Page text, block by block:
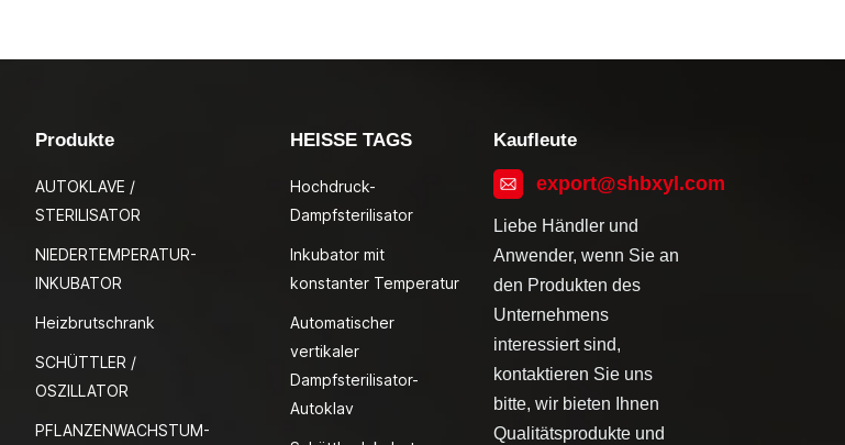
Produkte
AUTOKLAVE /
STERILISATOR
NIEDERTEMPERATUR-
INKUBATOR
Heizbrutschrank
SCHÜTTLER /
OSZILLATOR
PFLANZENWACHSTUM-
HEISSE TAGS
Hochdruck-
Dampfsterilisator
Inkubator mit
konstanter Temperatur
Automatischer
vertikaler
Dampfsterilisator-
Autoklav
Kaufleute
export@shbxyl.com
Liebe Händler und
Anwender, wenn Sie an
den Produkten des
Unternehmens
interessiert sind,
kontaktieren Sie uns
bitte, wir bieten Ihnen
Qualitätsprodukte und